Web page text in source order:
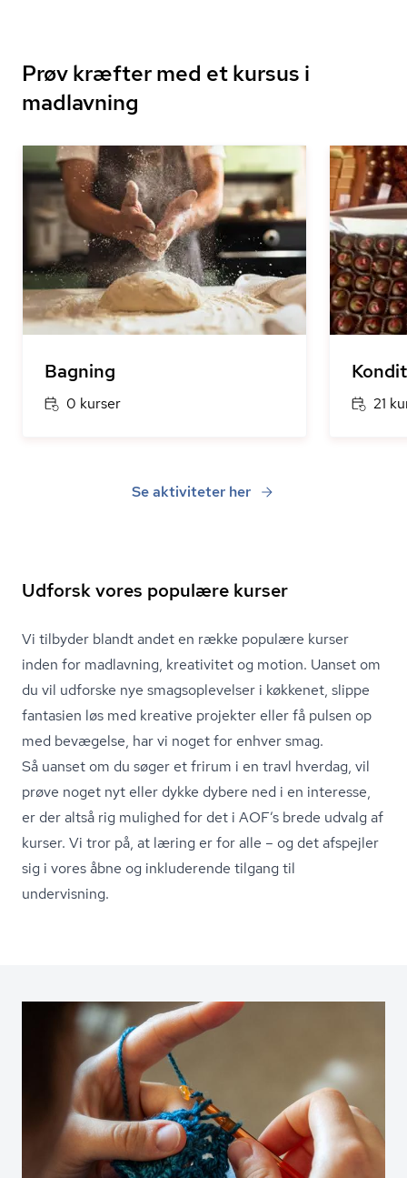
Prøv kræfter med et kursus i
madlavning
Bagning
0 kurser 21
Se aktiviteter her
Udforsk vores populære kurser
Vi tilbyder blandt andet en række populære kurser
inden for madlavning, kreativitet og motion. Uanset om
du vil udforske nye smags­op­le­vel­ser i køkkenet, slippe
fantasien løs med kreative projekter eller få pulsen op
med bevægelse, har vi noget for enhver smag.
Så uanset om du søger et frirum i en travl hverdag, vil
prøve noget nyt eller dykke dybere ned i en interesse,
er der altså rig mulighed for det i AOF’s brede udvalg af
kurser. Vi tror på, at læring er for alle – og det afspejler
sig i vores åbne og inkluderende tilgang til
undervisning.